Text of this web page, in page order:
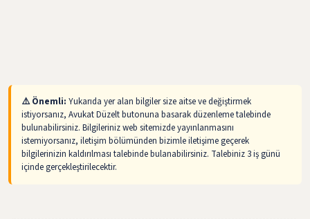
⚠️ Önemli: Yukarıda yer alan bilgiler size aitse ve değiştirmek
istiyorsanız, Avukat Düzelt butonuna basarak düzenleme talebinde
bulunabilirsiniz. Bilgileriniz web sitemizde yayınlanmasını
istemiyorsanız, iletişim bölümünden bizimle iletişime geçerek
bilgilerinizin kaldırılması talebinde bulanabilirsiniz. Talebiniz 3 iş günü
içinde gerçekleştirilecektir.